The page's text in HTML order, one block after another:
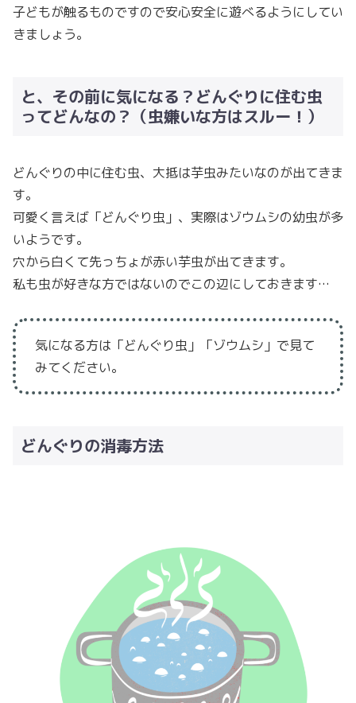
子どもが触るものですので安心安全に遊べるようにしてい
きましょう。
と、その前に気になる？どんぐりに住む虫
ってどんなの？（虫嫌いな方はスルー！）
どんぐりの中に住む虫、大抵は芋虫みたいなのが出てきま
す。
可愛く言えば「どんぐり虫」、実際はゾウムシの幼虫が多
いようです。
穴から白くて先っちょが赤い芋虫が出てきます。
私も虫が好きな方ではないのでこの辺にしておきます…
気になる方は「どんぐり虫」「ゾウムシ」で見て
みてください。
どんぐりの消毒方法